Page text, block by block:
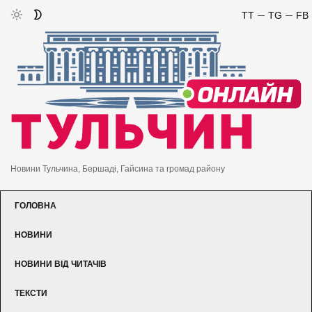
FB
TG
TT
Новини Тульчина, Бершаді, Гайсина та громад району
ГОЛОВНА
НОВИНИ
НОВИНИ ВІД ЧИТАЧІВ
ТЕКСТИ